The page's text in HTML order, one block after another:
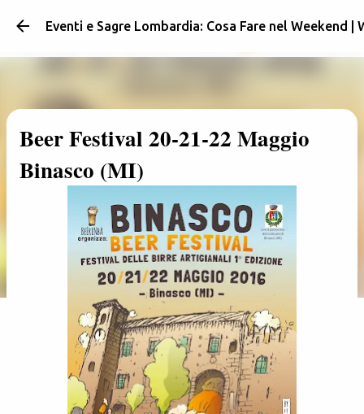
Passa
Eventi e Sagre Lombardia: Cosa Fare nel Weekend |
Beer Festival 20-21-22 Maggio
Binasco (MI)